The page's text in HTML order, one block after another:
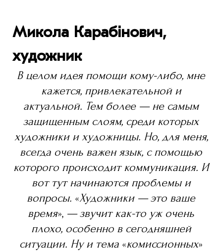
Микола Карабінович,
художник
В целом идея помощи кому-либо, мне
кажется, привлекательной и
актуальной. Тем более — не самым
защищенным слоям, среди которых
художники и художницы. Но, для меня,
всегда очень важен язык, с помощью
которого происходит коммуникация. И
вот тут начинаются проблемы и
вопросы. «Художники — это ваше
время», — звучит как-то уж очень
плохо, особенно в сегодняшней
ситуации. Ну и тема «комиссионных»